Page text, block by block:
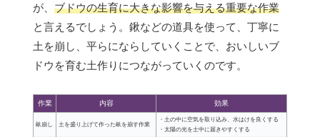
が、 ブドウの生育に大きな影響を与える重要な作業
と言えるでしょう。鍬などの道具を使って、丁寧に
土を崩し、平らにならしていくことで、おいしいブ
ドウを育む土作りにつながっていくのです。
作業 内容 効果
畝崩し 土を盛り上げて作った畝を崩す作業
・土の中に空気を取り込み、水はけを良くする
・太陽の光を土中に届きやすくする